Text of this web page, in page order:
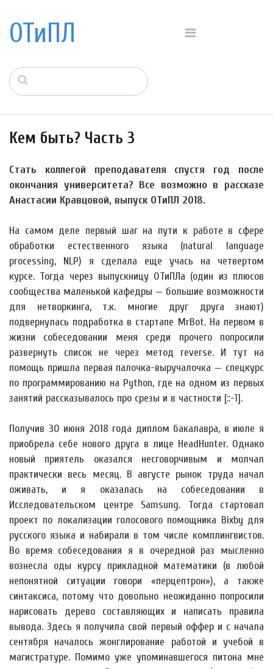
ОТиПЛ
Кем быть? Часть 3
Стать коллегой преподавателя спустя год после
окончания университета? Все возможно в рассказе
Анастасии Кравцовой, выпуск ОТиПЛ 2018.
На самом деле первый шаг на пути к работе в сфере
обработки естественного языка (natural language
processing, NLP) я сделала еще учась на четвертом
курсе. Тогда через выпускницу ОТиПЛа (один из плюсов
сообщества маленькой кафедры — большие возможности
для нетворкинга, т.к. многие друг друга знают)
подвернулась подработка в стартапе MrBot. На первом в
жизни собеседовании меня среди прочего попросили
развернуть список не через метод reverse. И тут на
помощь пришла первая палочка-выручалочка — спецкурс
по программированию на Python, где на одном из первых
занятий рассказывалось про срезы и в частности [::-1].
Получив 30 июня 2018 года диплом бакалавра, в июле я
приобрела себе нового друга в лице HeadHunter. Однако
новый приятель оказался несговорчивым и молчал
практически весь месяц. В августе рынок труда начал
оживать, и я оказалась на собеседовании в
Исследовательском центре Samsung. Тогда стартовал
проект по локализации голосового помощника Bixby для
русского языка и набирали в том числе комплингвистов.
Во время собеседования я в очередной раз мысленно
вознесла оды курсу прикладной математики (в любой
непонятной ситуации говори «перцептрон»), а также
синтаксиса, потому что довольно неожиданно попросили
нарисовать дерево составляющих и написать правила
вывода. Здесь я получила свой первый оффер и с начала
сентября началось жонглирование работой и учебой в
магистратуре. Помимо уже упоминавшегося питона мне